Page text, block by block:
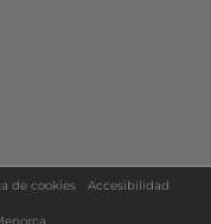
de cookies
Accesibilidad